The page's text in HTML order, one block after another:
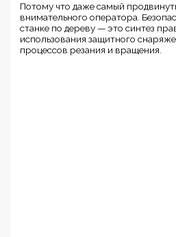
Потому что даже самый
внимательного оператора.
станке по дереву — это синтез
использования защитного
процессов резания и вращения.